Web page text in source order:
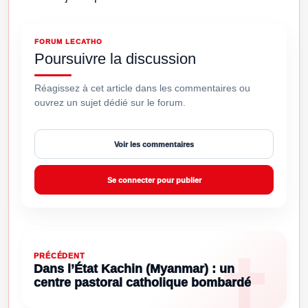
FORUM LECATHO
Poursuivre la discussion
Réagissez à cet article dans les commentaires ou
ouvrez un sujet dédié sur le forum.
Voir les commentaires
Se connecter pour publier
PRÉCÉDENT
Dans l’État Kachin (Myanmar) : un
centre pastoral catholique bombardé